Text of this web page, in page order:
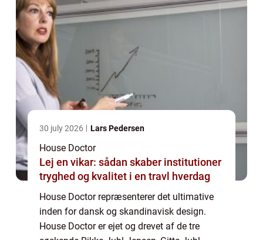
30 july 2026 Lars Pedersen
House Doctor
Lej en vikar: sådan skaber institutioner
tryghed og kvalitet i en travl hverdag
House Doctor repræsenterer det ultimative
inden for dansk og skandinavisk design.
House Doctor er ejet og drevet af de tre